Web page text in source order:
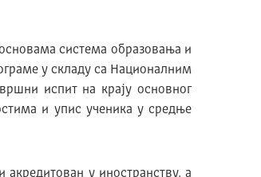
система образовања и
у складу са Националним
испит на крају основног
и упис ученика у средње
у иностранству, а